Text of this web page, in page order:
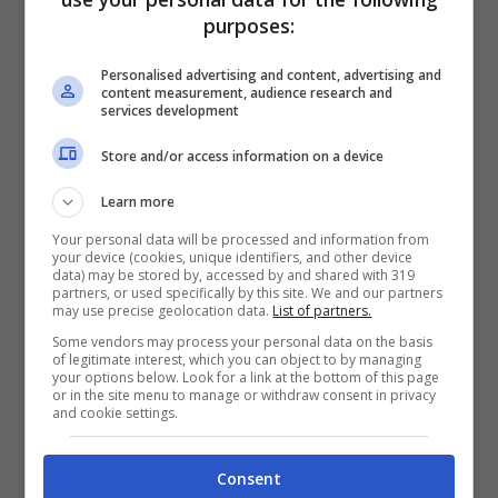
E’ bene ricordare che il fronte degli Enti locali
ulteriormente allargato alle Regioni
Lombardia, Piemonte, Toscana e Puglia che
hanno deliberato Proposte di Legge ed Ordini
del Giorno con i quali chiedono al Parlamento
ed al Governo di stralciare il commercio
ambulante dalla Direttiva Bolkestein.
Altre Regioni discuteranno presto analoghi
ordini del giorno.
Infine l’attività della Associazione Imprese
Oggi nel Centro Italia ha fatto si che si
purposes:
Personalised advertising and content, advertising and
content measurement, audience research and
services development
Store and/or access information on a device
Learn more
Your personal data will be processed and information from
your device (cookies, unique identifiers, and other device
data) may be stored by, accessed by and shared with 319
partners, or used specifically by this site. We and our partners
may use precise geolocation data. List of partners.
Some vendors may process your personal data on the basis
of legitimate interest, which you can object to by managing
your options below. Look for a link at the bottom of this page
or in the site menu to manage or withdraw consent in privacy
and cookie settings.
Consent